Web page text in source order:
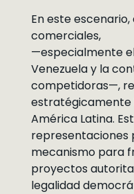
En este
comerciales,
—especialmente
Venezuela y la
competidoras—,
estratégicamente
América Latina.
representaciones
mecanismo para
proyectos
legalidad